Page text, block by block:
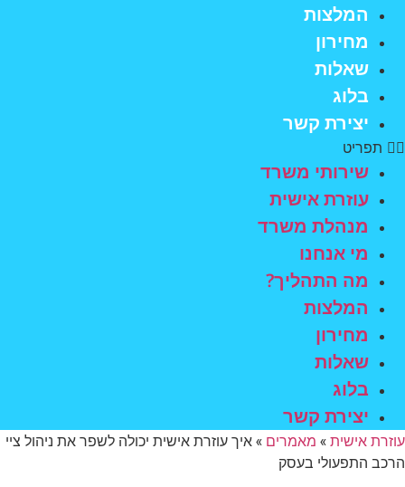
המלצות
מחירון
שאלות
בלוג
יצירת קשר
תפריט
שירותי משרד
עוזרת אישית
מנהלת משרד
מי אנחנו
מה התהליך?
המלצות
מחירון
שאלות
בלוג
יצירת קשר
עוזרת אישית» מאמרים »איך עוזרת אישית יכולה לשפר את ניהול ציי
הרכב התפעולי בעסק